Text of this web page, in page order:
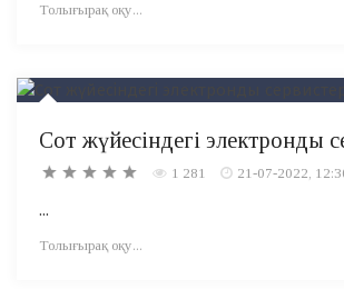
Толығырақ оқу...
Сот жүйесіндегі электронды
1 281 21-07-2022,
...
Толығырақ оқу...